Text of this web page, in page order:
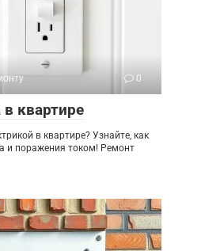
0
квартире
в квартире? Узнайте, как
и поражения током! Ремонт